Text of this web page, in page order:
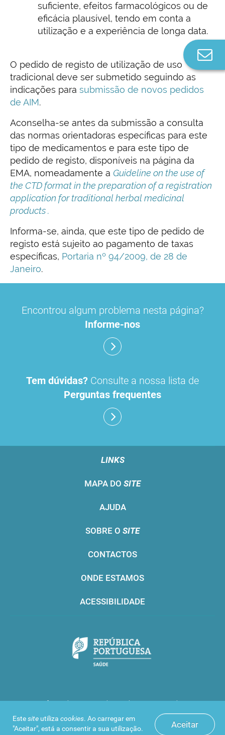
suficiente, efeitos farmacológicos ou de
eficácia plausível, tendo em conta a
utilização e a experiência de longa data.
O pedido de registo de utilização de uso
tradicional deve ser submetido seguindo as
indicações para submissão de novos pedidos
de AIM.
Aconselha-se antes da submissão a consulta
das normas orientadoras específicas para este
tipo de medicamentos e para este tipo de
pedido de registo, disponíveis na página da
EMA, nomeadamente a Guideline on the use of
the CTD format in the preparation of a registration
application for traditional herbal medicinal
products.
Informa-se, ainda, que este tipo de pedido de
registo está sujeito ao pagamento de taxas
específicas, Portaria nº 94/2009, de 28 de
Janeiro.
Aceitar
Estesite utiliza cookies. Ao carregar em
"Aceitar", está a consentir a sua utilização.
Encontrou algum problema nesta página?
Informe-nos
Tem dúvidas? Consulte a nossa lista de
Perguntas frequentes
LINKS
MAPA DO SITE
AJUDA
SOBRE O SITE
CONTACTOS
ONDE ESTAMOS
ACESSIBILIDADE
Infarmed © 2016. Todos os direitos reservados